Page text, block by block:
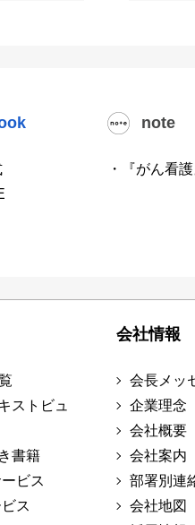
note
・『がん看
ストビュ
書籍
ビス
ス
会社情報
会長メッ
企業理念
会社概要
会社案内
部署別連
会社地図